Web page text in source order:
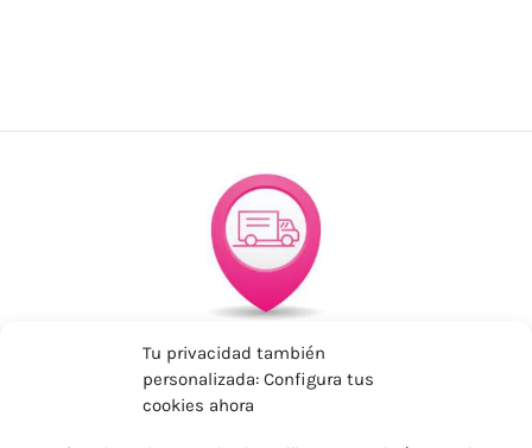
Tu privacidad también
personalizada: Configura tus
cookies ahora
Para Península, resto consultar